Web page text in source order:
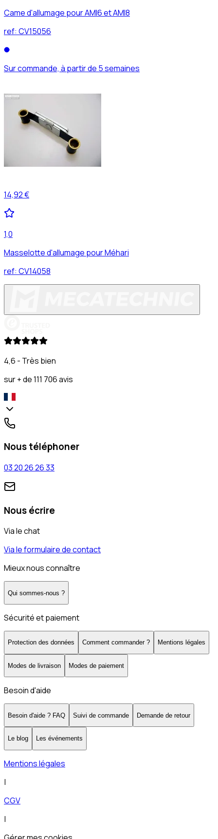
Came d'allumage pour AMI6 et AMI8
ref: CV15056
Sur commande, à partir de 5 semaines
14,92 €
1,0
Masselotte d'allumage pour Méhari
ref: CV14058
4,6 - Très bien
sur + de 111 706 avis
Nous téléphoner
03 20 26 26 33
Nous écrire
Via le chat
Via le formulaire de contact
Mieux nous connaître
Qui sommes-nous ?
Sécurité et paiement
Protection des données Comment commander ? Mentions légales
Modes de livraison Modes de paiement
Besoin d'aide
Besoin d'aide ? FAQ Suivi de commande Demande de retour
Le blog Les événements
Mentions légales
|
CGV
|